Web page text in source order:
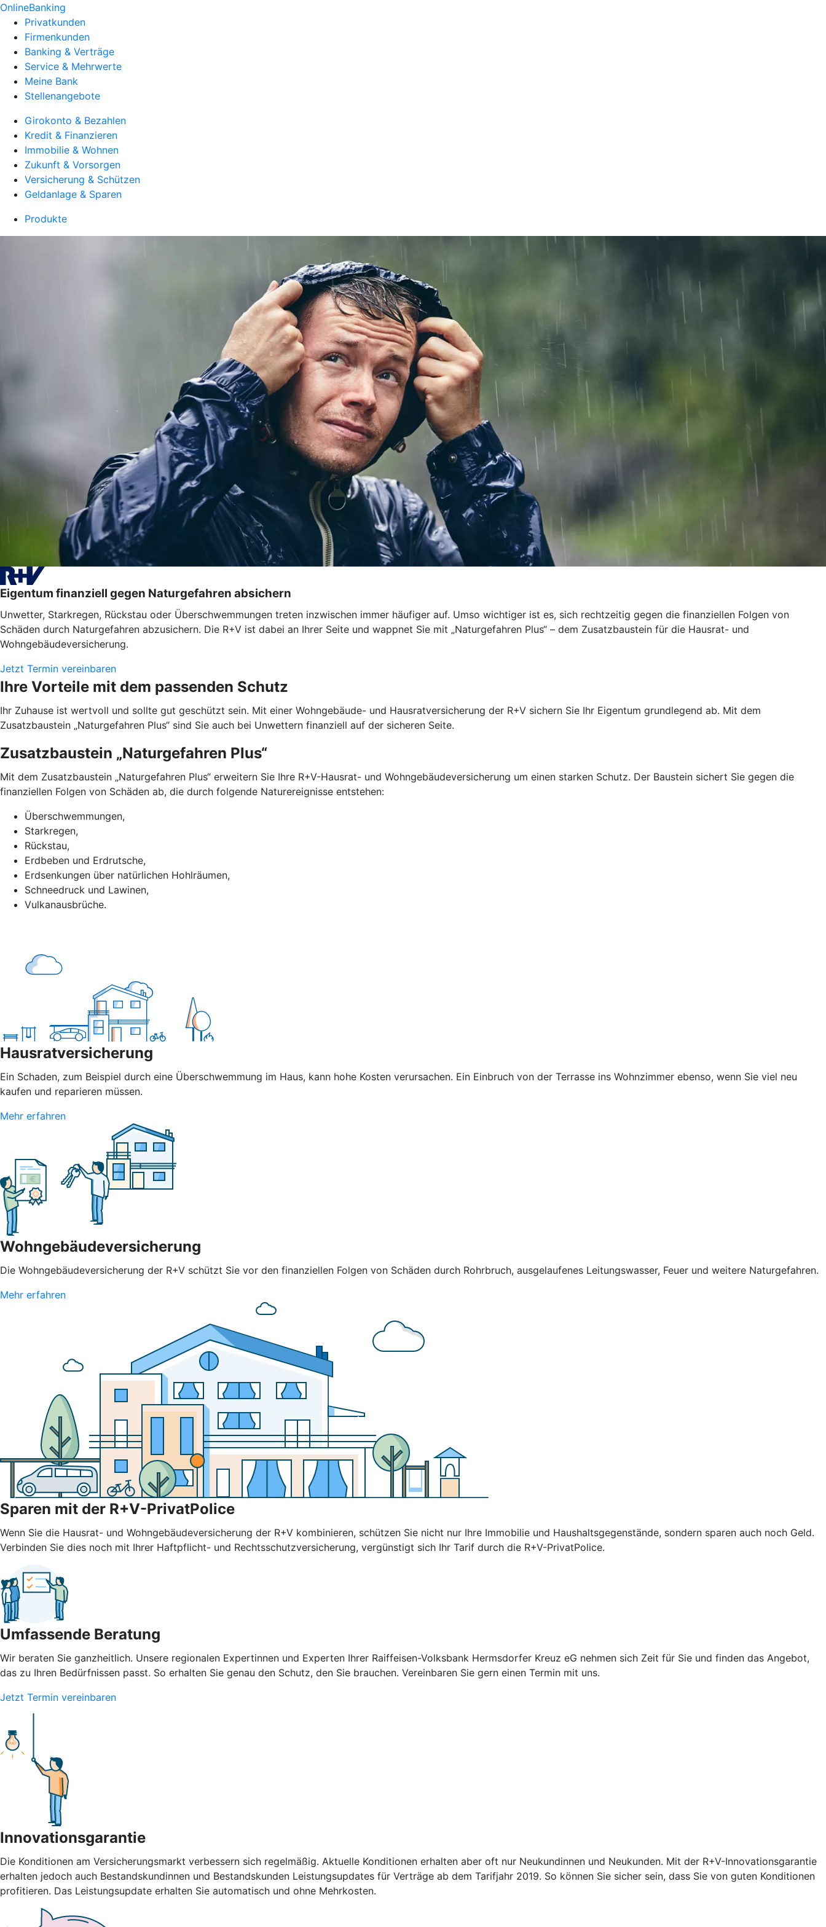
OnlineBanking
Privatkunden
Firmenkunden
Banking & Verträge
Service & Mehrwerte
Meine Bank
Stellenangebote
Girokonto & Bezahlen
Kredit & Finanzieren
Immobilie & Wohnen
Zukunft & Vorsorgen
Versicherung & Schützen
Geldanlage & Sparen
Produkte
Eigentum finanziell gegen Naturgefahren absichern
Unwetter, Starkregen, Rückstau oder Überschwemmungen treten inzwischen immer häufiger auf. Umso wichtiger ist es, sich rechtzeitig gegen die finanziellen Folgen von
Schäden durch Naturgefahren abzusichern. Die R+V ist dabei an Ihrer Seite und wappnet Sie mit „Naturgefahren Plus“ – dem Zusatzbaustein für die Hausrat- und
Wohngebäudeversicherung.
Jetzt Termin vereinbaren
Ihre Vorteile mit dem passenden Schutz
Ihr Zuhause ist wertvoll und sollte gut geschützt sein. Mit einer Wohngebäude- und Hausratversicherung der R+V sichern Sie Ihr Eigentum grundlegend ab. Mit dem
Zusatzbaustein „Naturgefahren Plus“ sind Sie auch bei Unwettern finanziell auf der sicheren Seite.
Zusatzbaustein „Naturgefahren Plus“
Mit dem Zusatzbaustein „Naturgefahren Plus“ erweitern Sie Ihre R+V-Hausrat- und Wohngebäudeversicherung um einen starken Schutz. Der Baustein sichert Sie gegen die
finanziellen Folgen von Schäden ab, die durch folgende Naturereignisse entstehen:
Überschwemmungen,
Starkregen,
Rückstau,
Erdbeben und Erdrutsche,
Erdsenkungen über natürlichen Hohlräumen,
Schneedruck und Lawinen,
Vulkanausbrüche.
Hausratversicherung
Ein Schaden, zum Beispiel durch eine Überschwemmung im Haus, kann hohe Kosten verursachen. Ein Einbruch von der Terrasse ins Wohnzimmer ebenso, wenn Sie viel neu
kaufen und reparieren müssen.
Mehr erfahren
Wohngebäudeversicherung
Die Wohngebäudeversicherung der R+V schützt Sie vor den finanziellen Folgen von Schäden durch Rohrbruch, ausgelaufenes Leitungswasser, Feuer und weitere Naturgefahren.
Mehr erfahren
Sparen mit der R+V-PrivatPolice
Wenn Sie die Hausrat- und Wohngebäudeversicherung der R+V kombinieren, schützen Sie nicht nur Ihre Immobilie und Haushaltsgegenstände, sondern sparen auch noch Geld.
Verbinden Sie dies noch mit Ihrer Haftpflicht- und Rechtsschutzversicherung, vergünstigt sich Ihr Tarif durch die R+V-PrivatPolice.
Umfassende Beratung
Wir beraten Sie ganzheitlich. Unsere regionalen Expertinnen und Experten Ihrer Raiffeisen-Volksbank Hermsdorfer Kreuz eG nehmen sich Zeit für Sie und finden das Angebot,
das zu Ihren Bedürfnissen passt. So erhalten Sie genau den Schutz, den Sie brauchen. Vereinbaren Sie gern einen Termin mit uns.
Jetzt Termin vereinbaren
Innovationsgarantie
Die Konditionen am Versicherungsmarkt verbessern sich regelmäßig. Aktuelle Konditionen erhalten aber oft nur Neukundinnen und Neukunden. Mit der R+V-Innovationsgarantie
erhalten jedoch auch Bestandskundinnen und Bestandskunden Leistungsupdates für Verträge ab dem Tarifjahr 2019. So können Sie sicher sein, dass Sie von guten Konditionen
profitieren. Das Leistungsupdate erhalten Sie automatisch und ohne Mehrkosten.